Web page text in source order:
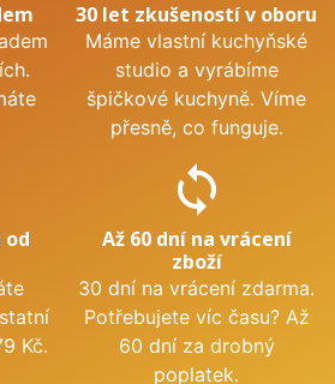
30 let zkušeností v oboru
Máme vlastní kuchyňské
studio a vyrábíme
špičkové kuchyně. Víme
přesně, co funguje.
od
Kč.
sync
Až 60 dní na vrácení
zboží
30 dní na vrácení zdarma.
Potřebujete víc času? Až
60 dní za drobný
poplatek.